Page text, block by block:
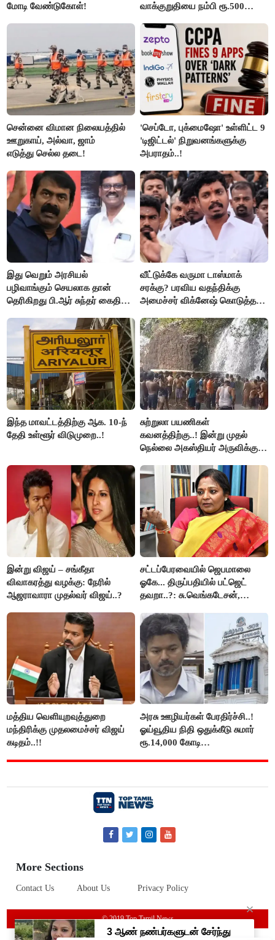
மோடி வேண்டுகோள்!
வாக்குறுதியை நம்பி ரூ.500
மக்கள்!
சென்னை விமான நிலையத்தில்
ஊறுகாய், அல்வா, ஜாம்
எடுத்து செல்ல தடை!
'செப்டோ, புக்மைஷோ' உள்ளிட்ட 9
'டிஜிட்டல்' நிறுவனங்களுக்கு
அபராதம்..!
இது வெறும் அரசியல்
பழிவாங்கும் செயலாக தான்
தெரிகிறது பி.ஆர் சுந்தர் கைதிற்கு
வீட்டுக்கே வருமா டாஸ்மாக்
சரக்கு? பரவிய வதந்திக்கு
அமைச்சர் விக்னேஷ் கொடுத்த
இந்த மாவட்டத்திற்கு ஆக. 10-ந்
தேதி உள்ளூர் விடுமுறை..!
சுற்றுலா பயணிகள்
கவனத்திற்கு..! இன்று முதல்
நெல்லை அகஸ்தியர் அருவிக்கு
இன்று விஜய் – சங்கீதா
விவாகரத்து வழக்கு: நேரில்
ஆஜராவாரா முதல்வர் விஜய்..?
சட்டப்பேரவையில் ஜெபமாலை
ஓகே... திருப்பதியில் பட்ஜெட்
தவறா..?: சு.வெங்கடேசன்,
கேள்வி..!
மத்திய வெளியுறவுத்துறை
மந்திரிக்கு முதலமைச்சர் விஜய்
கடிதம்..!!
அரசு ஊழியர்கள் பேரதிர்ச்சி..!
ஓய்வூதிய நிதி ஒதுக்கீடு சுமார்
ரூ.14,000 கோடி
More Sections
Contact Us About Us Privacy Policy
© 2019 Top Tamil News